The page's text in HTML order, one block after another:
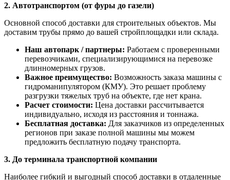
2. Автотранспортом (от фуры до газели)
Основной способ доставки для строительных объектов. Мы
доставим трубы прямо до вашей стройплощадки или склада.
Наш автопарк / партнеры: Работаем с проверенными
перевозчиками, специализирующимися на перевозке
длинномерных грузов.
Важное преимущество: Возможность заказа машины с
гидроманипулятором (КМУ). Это решает проблему
разгрузки тяжелых труб на объекте, где нет крана.
Расчет стоимости: Цена доставки рассчитывается
индивидуально, исходя из расстояния и тоннажа.
Бесплатная доставка: Для заказчиков из определенных
регионов при заказе полной машины мы можем
предложить бесплатную подачу транспорта.
3. До терминала транспортной компании
Наиболее гибкий и выгодный способ доставки в отдаленные